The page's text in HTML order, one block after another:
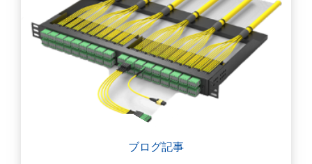
ブログ記事